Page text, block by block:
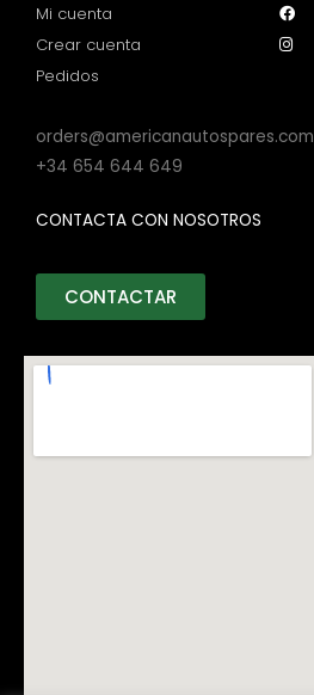
Mi cuenta
Crear cuenta
Pedidos
orders@americanautospares.com
+34 654 644 649
CONTACTA CON NOSOTROS
CONTACTAR